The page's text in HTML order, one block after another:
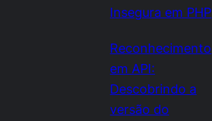
Insegura em PHP
Reconhecimento
em API:
Descobrindo a
versão do